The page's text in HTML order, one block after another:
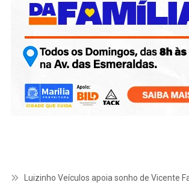
Luizinho Veículos apoia sonho de Vicente